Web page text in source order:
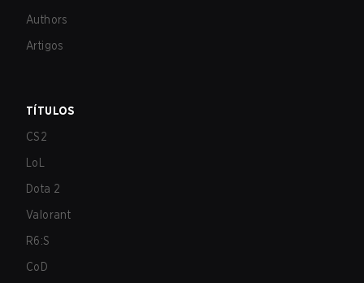
Authors
Artigos
TÍTULOS
CS2
LoL
Dota 2
Valorant
R6:S
CoD